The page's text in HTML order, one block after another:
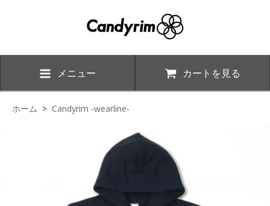
メニュー カートを見る
ホーム > Candyrim -wearline-